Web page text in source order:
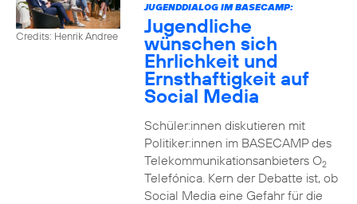
Credits: Henrik Andree
JUGENDDIALOG IM BASECAMP:
Jugendliche
wünschen sich
Ehrlichkeit und
Ernsthaftigkeit auf
Social Media
Schüler:innen diskutieren mit
Politiker:innen im BASECAMP des
Telekommunikationsanbieters O2
Telefónica. Kern der Debatte ist, ob
Social Media eine Gefahr für die